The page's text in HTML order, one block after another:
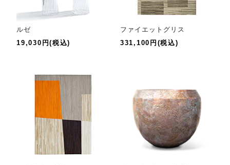
ルゼ
19,030円(税込)
ファイエットグリス
331,100円(税込)